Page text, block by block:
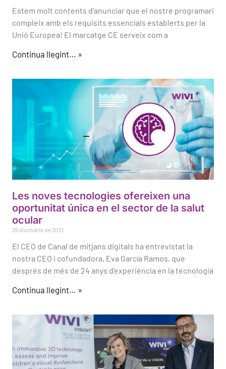
Estem molt contents d'anunciar que el nostre programari
compleix amb els requisits essencials establerts per la
Unió Europea! El marcatge CE serveix com a
Continua llegint… »
Les noves tecnologies ofereixen una
oportunitat única en el sector de la salut
ocular
25 d'octubre de 2021
El CEO de Canal de mitjans digitals ha entrevistat la
nostra CEO i cofundadora, Eva García Ramos, que
després de més de 24 anys d'experiència en la tecnologia
Continua llegint… »